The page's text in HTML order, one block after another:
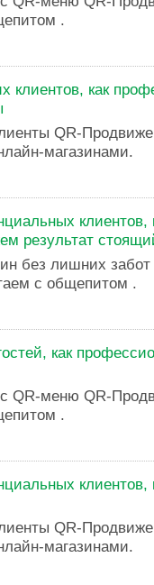
.
клиентов, как
QR-
магазинами.
клиентов,
результат
без лишних
с общепитом .
как
QR-меню QR-
.
клиентов,
QR-
магазинами.